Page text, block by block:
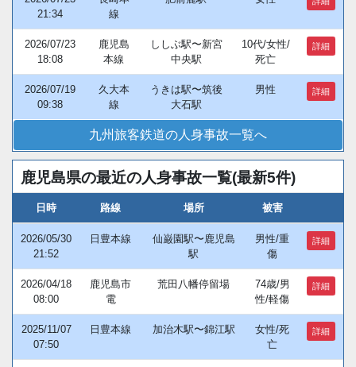
21:34
線
2026/07/23
18:08
鹿児島
本線
ししぶ駅〜新宮
中央駅
10代/女性/
死亡
詳細
2026/07/19
09:38
久大本
線
うきは駅〜筑後
大石駅
男性 詳細
九州旅客鉄道の人身事故一覧へ
鹿児島県の最近の人身事故一覧(最新5件)
日時 路線 場所 被害
2026/05/30
21:52
日豊本線
仙巌園駅〜鹿児島
駅
男性/重
傷
詳細
2026/04/18
08:00
鹿児島市
電
荒田八幡停留場
74歳/男
性/軽傷
詳細
2025/11/07
07:50
日豊本線 加治木駅〜錦江駅
女性/死
亡
詳細